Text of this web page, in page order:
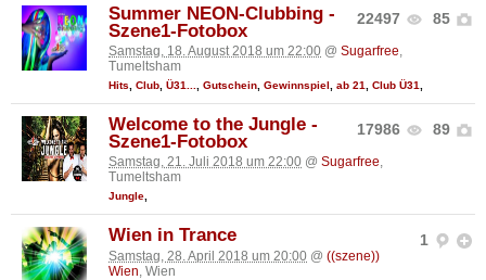
22497 85
Summer NEON-Clubbing -
Szene1-Fotobox
Samstag, 18. August 2018 um 22:00 @ Sugarfree,
Tumeltsham
Hits Club Ü31... Gutschein Gewinnspiel ab 21 Club Ü31
17986 89
Welcome to the Jungle -
Szene1-Fotobox
Samstag, 21. Juli 2018 um 22:00 @ Sugarfree,
Tumeltsham
Jungle,
1
Wien in Trance
Samstag, 28. April 2018 um 20:00 @ ((szene))
Wien , Wien